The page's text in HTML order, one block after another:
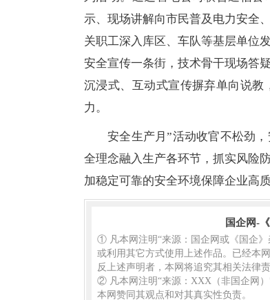
示、现场讲解向市民普及电力安全
关职工深入库区、车队等基层单位
安全宣传一条街，技术骨干现场答
沉浸式、互动式宣传摒弃单向说
力。
安全生产月”活动收官不松劲
全理念融入生产各环节，抓实风险
加稳定可靠的安全环境保障企业高质
国企网-
① 凡本网注明“来源：国企网或《国企
或利用其它方式使用上述作品。已经本
反上述声明者，本网将追究其相关法律责
② 凡本网注明“来源：XXX（非国企网
本网赞同其观点和对其真实性负责。